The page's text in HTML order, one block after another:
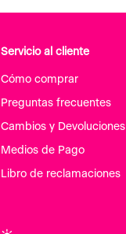
Servicio al cliente
Cómo comprar
Preguntas frecuentes
Cambios y Devoluciones
Medios de Pago
Libro de reclamaciones